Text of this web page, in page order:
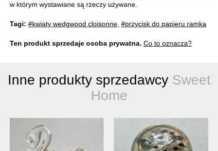
w którym wystawiane są rzeczy używane.
Tagi: #kwiaty wedgwood cloisonne #przycisk do papieru ramka
Ten produkt sprzedaje osoba prywatna. Co to oznacza?
Inne produkty sprzedawcy Sweet
Home